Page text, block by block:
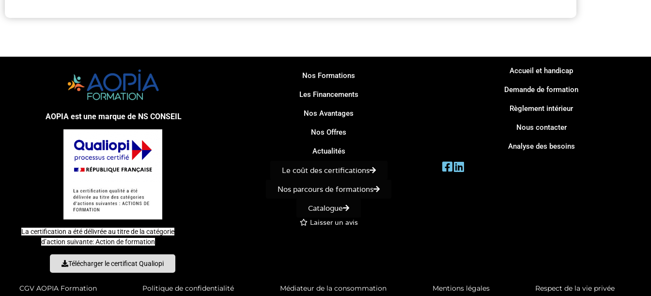
AOPIA est une marque de NS CONSEIL
La certification a été délivrée au titre de la catégorie
d’action suivante: Action de formation
Télécharger le certificat Qualiopi
Nos Formations
Les Financements
Nos Avantages
Nos Offres
Actualités
Le coût des certifications
Nos parcours de formations
Catalogue
Laisser un avis
Accueil et handicap
Demande de formation
Règlement intérieur
Nous contacter
Analyse des besoins
CGV AOPIA Formation Politique de confidentialité Médiateur de la consommation Mentions légales Respect de la vie privée